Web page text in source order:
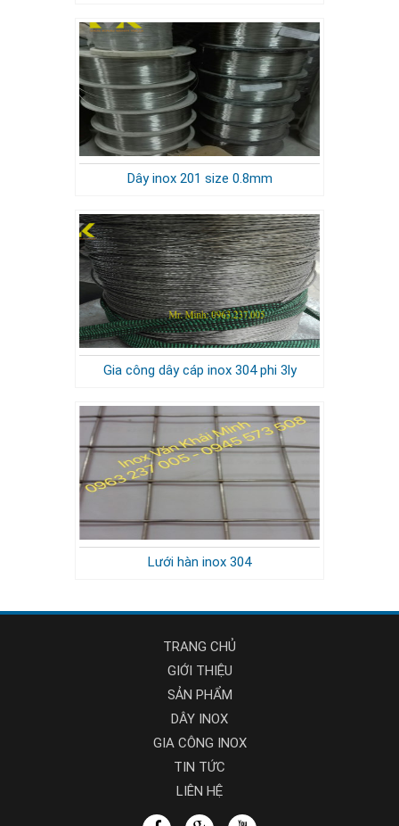
Dây inox 201 size 0.8mm
Gia công dây cáp inox 304 phi 3ly
Lưới hàn inox 304
TRANG CHỦ
GIỚI THIỆU
SẢN PHẨM
DÂY INOX
GIA CÔNG INOX
TIN TỨC
LIÊN HỆ